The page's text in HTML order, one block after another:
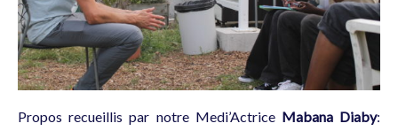
Propos recueillis par notre Medi’Actrice Mabana Diaby: